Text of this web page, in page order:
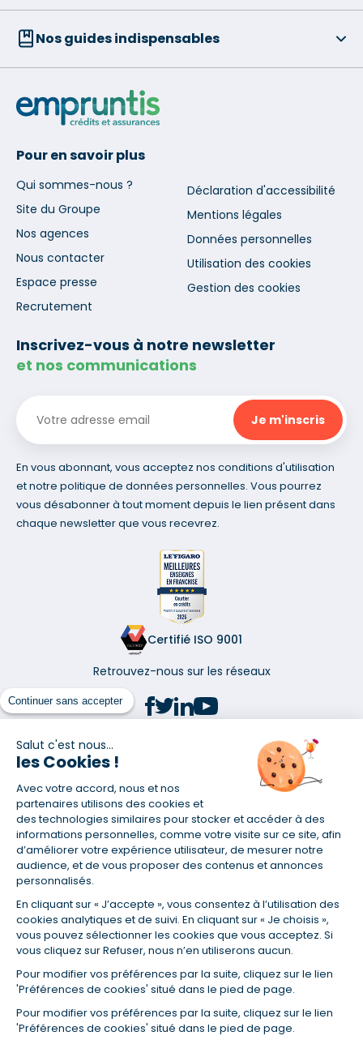
Continuer sans accepter
Salut c'est nous...
les Cookies !
Avec votre accord, nous et nos
partenaires utilisons des cookies et
des technologies similaires pour stocker et accéder à des
informations personnelles, comme votre visite sur ce site, afin
d’améliorer votre expérience utilisateur, de mesurer notre
audience, et de vous proposer des contenus et annonces
personnalisés.
En cliquant sur « J’accepte », vous consentez à l’utilisation des
cookies analytiques et de suivi. En cliquant sur « Je choisis »,
vous pouvez sélectionner les cookies que vous acceptez. Si
vous cliquez sur Refuser, nous n’en utiliserons aucun.
Pour modifier vos préférences par la suite, cliquez sur le lien
'Préférences de cookies' situé dans le pied de page.
Pour modifier vos préférences par la suite, cliquez sur le lien
'Préférences de cookies' situé dans le pied de page.
Nos guides indispensables
Pour en savoir plus
Qui sommes-nous ?
Site du Groupe
Nos agences
Nous contacter
Espace presse
Recrutement
Déclaration d'accessibilité
Mentions légales
Données personnelles
Utilisation des cookies
Gestion des cookies
Inscrivez-vous à notre newsletter
et nos communications
En vous abonnant, vous acceptez nos conditions d'utilisation
et notre politique de données personnelles. Vous pourrez
vous désabonner à tout moment depuis le lien présent dans
chaque newsletter que vous recevrez.
Certifié ISO 9001
Retrouvez-nous sur les réseaux
(1) Taux fixe national hors assurance et selon votre profil
(2) Économie de 65 % pour l'assurance d'un prêt amortissable de 330
457,23 € à 0,90 % sur 19,5 ans, accordé à un salarié non cadre assuré à
100 % (décès, PTIA, IPP, ITT, IPP) âgé de 36 ans fumeur et une personne
salariée non cadre assurée à 100 % (décès, PTIA, IPP, ITT, IPP) âgée de 35
ans et non-fumeur, tous deux sans risque médical connu. Au
14/07/2019, coût de l'assurance proposée par la banque 179,08 €/mois
en moyenne contre 64,60 €/mois en moyenne au 14/07/2022 avec
Empruntis.com (TAEA : 0,44 %, coût total de l'assurance : 15 117,65 €).
(3) Taux minimum pour un crédit consommation d'un montant fixé entre
5 000 et 20 000 euros, selon profil et durée.
(4) La diminution du montant des mensualités entraîne l'allongement
de la durée de remboursement ainsi que la hausse du coût total du
(5) Banques de réseau, mutualistes, spécialisées, directions
régionales, organismes de crédit selon votre profil et votre demande.
Mutuelles, compagnies et courtiers d'assurances. Selon votre profil et
votre demande.